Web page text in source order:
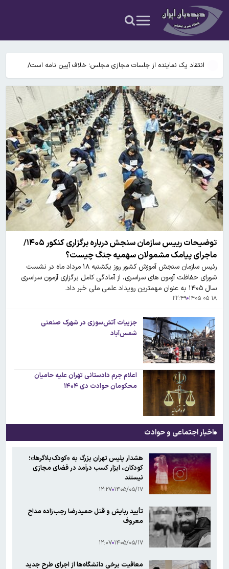
دندان هستند
رئیس اداره حفاظت محیط زیست شهرستان املش؛ثبت تصویر پرنده
کمیاب «هما» در ارتفاعات املش!
پوسته‌پوسته شدن پا نشانه چیست؟
انتقاد یک نماینده از جلسات مجازی مجلس؛ خلاف آیین نامه است/
آشفتگی بازار قیمت‌ها و کارگران تعدیل شده را ما باید کجا از مسئولین
پیگیری کنیم؟
توضیحات رییس سازمان سنجش درباره برگزاری کنکور ۱۴۰۵/ ماجرای
پیامک مشمولان سهمیه جنگ چیست؟
انقلاب دندانپزشکی؛ دانشمندان در حال آزمودن روش‌های رشد دوباره
دندان هستند
رئیس اداره حفاظت محیط زیست شهرستان املش؛ثبت تصویر پرنده
کمیاب «هما» در ارتفاعات املش!
پوسته‌پوسته شدن پا نشانه چیست؟
توضیحات رییس سازمان سنجش درباره برگزاری کنکور ۱۴۰۵/
ماجرای پیامک مشمولان سهمیه جنگ چیست؟
رئیس سازمان سنجش آموزش کشور روز یکشنبه ۱۸ مرداد ماه در نشست
شورای حفاظت آزمون های سراسری، از آمادگی کامل برگزاری آزمون سراسری
سال ۱۴۰۵ به عنوان مهمترین رویداد علمی ملی خبر داد.
۱۸ ۰۵ ۱۴۰۵ ۲۲:۴۹
جزییات آتش‌سوزی در شهرک صنعتی
شمس‌آباد
اعلام جرم دادستانی تهران علیه حامیان
محکومان حوادث دی ۱۴۰۴
اخبار اجتماعی و حوادث
هشدار پلیس تهران بزرگ به «کودک‌بلاگرها»؛
کودکان، ابزار کسب درآمد در فضای مجازی
نیستند
۱۴۰۵/۰۵/۱۷ ۱۲:۲۷
تأیید ربایش و قتل حمیدرضا رجب‌زاده مداح
معروف
۱۴۰۵/۰۵/۱۷ ۱۲:۰۷
معافیت برخی دانشگاه‌ها از اجرای طرح جدید